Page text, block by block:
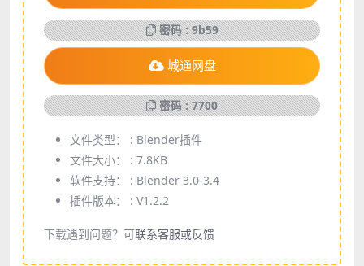
密码 : 9b59
城通网盘
密码 : 7700
文件类型： : Blender插件
文件大小： : 7.8KB
软件支持： : Blender 3.0-3.4
插件版本： : V1.2.2
下载遇到问题？可联系客服或反馈